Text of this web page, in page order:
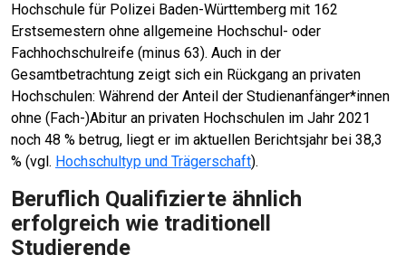
Hochschule für Polizei Baden-Württemberg mit 162
Erstsemestern ohne allgemeine Hochschul- oder
Fachhochschulreife (minus 63). Auch in der
Gesamtbetrachtung zeigt sich ein Rückgang an privaten
Hochschulen: Während der Anteil der Studienanfänger*innen
ohne (Fach-)Abitur an privaten Hochschulen im Jahr 2021
noch 48 % betrug, liegt er im aktuellen Berichtsjahr bei 38,3
% (vgl. Hochschultyp und Trägerschaft).
Beruflich Qualifizierte ähnlich
erfolgreich wie traditionell
Studierende